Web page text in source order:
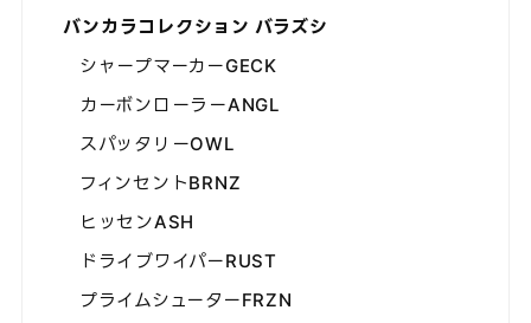
バンカラコレクション バラズシ
シャープマーカーGECK
カーボンローラーANGL
スパッタリーOWL
フィンセントBRNZ
ヒッセンASH
ドライブワイパーRUST
プライムシューターFRZN